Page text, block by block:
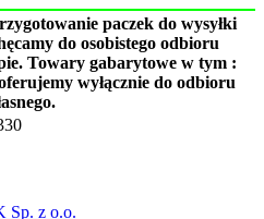
paczek do wysyłki
do osobistego odbioru
Towary gabarytowe w tym :
wyłącznie do odbioru